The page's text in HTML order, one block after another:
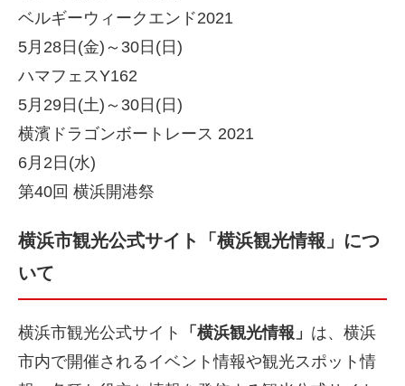
ベルギーウィークエンド2021
5月28日(金)～30日(日)
ハマフェスY162
5月29日(土)～30日(日)
横濱ドラゴンボートレース 2021
6月2日(水)
第40回 横浜開港祭
横浜市観光公式サイト「横浜観光情報」につ
いて
横浜市観光公式サイト 「横浜観光情報」 は、横浜
市内で開催されるイベント情報や観光スポット情